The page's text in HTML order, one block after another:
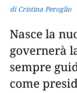
di Cristina Peroglio
Nasce la
governerà
sempre
come